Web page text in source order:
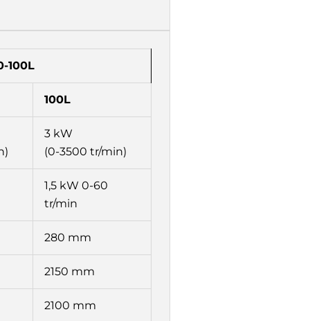
100L
100L
3 kW
(0-3500 tr/min)
1,5 kW 0-60
tr/min
280 mm
2150 mm
2100 mm